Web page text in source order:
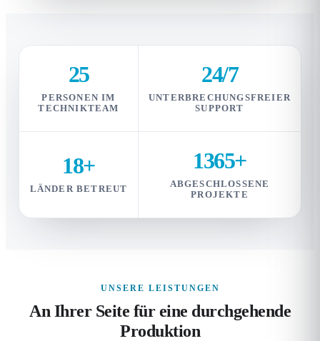
25
PERSONEN IM
TECHNIKTEAM
24/7
UNTERBRECHUNGSFREIER
SUPPORT
18+
LÄNDER BETREUT
1365+
ABGESCHLOSSENE
PROJEKTE
UNSERE LEISTUNGEN
An Ihrer Seite für eine durchgehende
Produktion